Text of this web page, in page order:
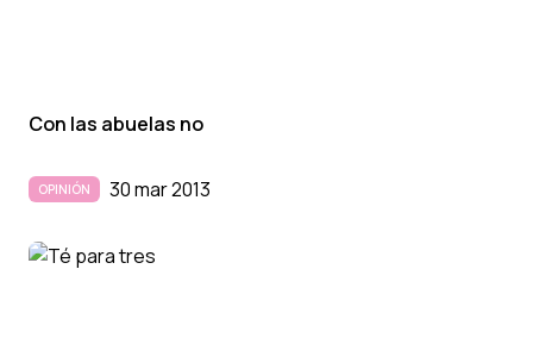
Con las abuelas no
OPINIÓN 30 mar 2013